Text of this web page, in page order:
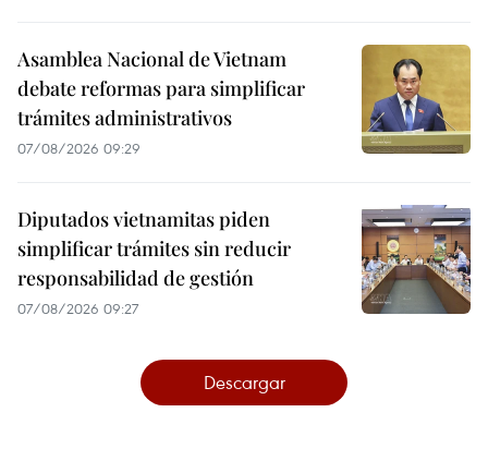
Asamblea Nacional de Vietnam
debate reformas para simplificar
trámites administrativos
07/08/2026 09:29
Diputados vietnamitas piden
simplificar trámites sin reducir
responsabilidad de gestión
07/08/2026 09:27
Descargar